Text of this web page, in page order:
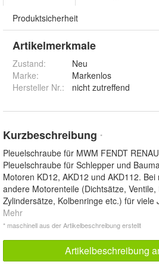
Produktsicherheit
Artikelmerkmale
Zustand:
Neu
Marke:
Markenlos
Hersteller Nr.:
nicht zutreffend
Kurzbeschreibung *
Pleuelschraube für MWM FENDT
Pleuelschraube für Schlepper und
Motoren KD12, AKD12 und AKD112.
andere Motorenteile (Dichtsätze,
Zylindersätze, Kolbenringe etc.) für viele
Mehr
* maschinell aus der Artikelbeschreibung erstellt
Artikelbeschreibung